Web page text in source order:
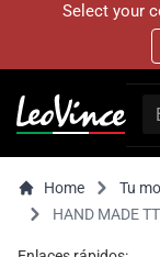
Select your
Home Tu
HAND MADE TT